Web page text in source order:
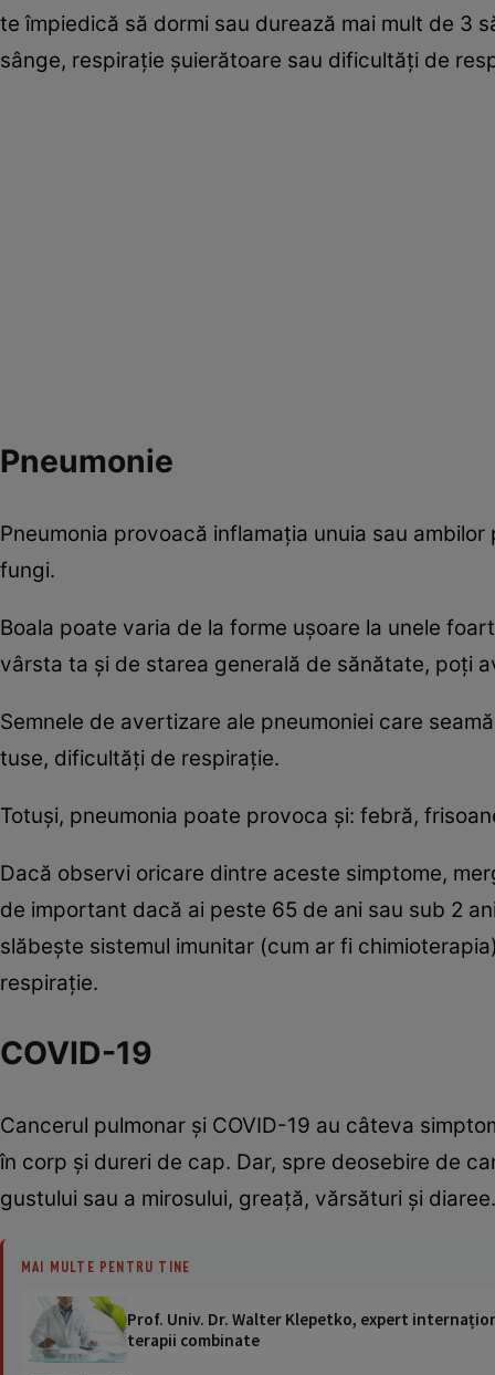
te împiedică să dormi sau durează mai mult de 3
sânge, respirație șuierătoare sau dificultăți de
Pneumonie
Pneumonia provoacă inflamația unuia sau
fungi.
Boala poate varia de la forme ușoare la unele
vârsta ta și de starea generală de sănătate, poți
Semnele de avertizare ale pneumoniei care
tuse, dificultăți de respirație.
Totuși, pneumonia poate provoca și: febră,
Dacă observi oricare dintre aceste simptome,
de important dacă ai peste 65 de ani sau sub 2
slăbește sistemul imunitar (cum ar fi
respirație.
COVID-19
Cancerul pulmonar și COVID-19 au câteva
în corp și dureri de cap. Dar, spre deosebire de
gustului sau a mirosului, greață, vărsături și diaree.
MAI MULTE PENTRU TINE
Prof. Univ. Dr. Walter Klepetko, expert
terapii combinate